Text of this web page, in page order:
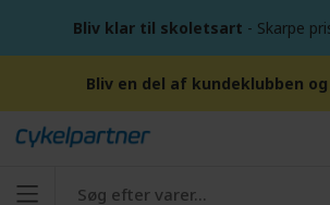
Bliv klar til skoletsart - Skarpe
Bliv en del af kundeklubben